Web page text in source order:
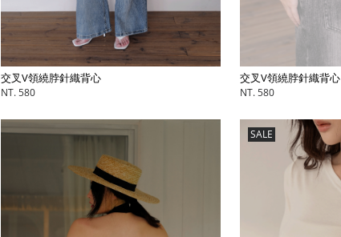
交叉V領繞脖針織背心
NT. 580
交叉V領繞脖針織背心
NT. 580
SALE